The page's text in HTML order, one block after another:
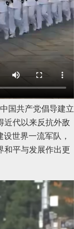
国共产党倡导建立
近代以来反抗外敌
世界一流军队，
和平与发展作出更